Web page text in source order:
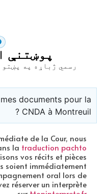
پوښتنې
رسمي ژباړه په
documents pour la
CNDA à Montreuil ?
de la Cour, nous
latraduction pachto
vos récits et pièces
soient immédiatement
oral lors de
réserver un interprète